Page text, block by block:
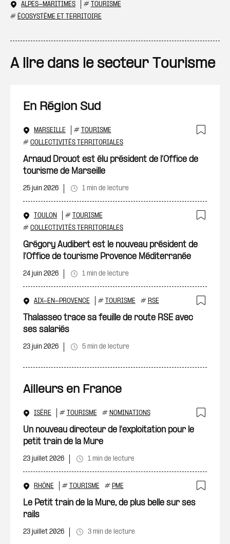
ALPES-MARITIMES # TOURISME
# ÉCOSYSTÈME ET TERRITOIRE
A lire dans le secteur Tourisme
En Région Sud
MARSEILLE # TOURISME
# COLLECTIVITÉS TERRITORIALES
Arnaud Drouot est élu président de l’Office de
tourisme de Marseille
25 juin 2026 1 min de lecture
TOULON # TOURISME
# COLLECTIVITÉS TERRITORIALES
Grégory Audibert est le nouveau président de
l’Office de tourisme Provence Méditerranée
24 juin 2026 1 min de lecture
AIX-EN-PROVENCE # TOURISME # RSE
Thalasseo trace sa feuille de route RSE avec
ses salariés
23 juin 2026 5 min de lecture
Ailleurs en France
ISÈRE # TOURISME # NOMINATIONS
Un nouveau directeur de l’exploitation pour le
petit train de la Mure
23 juillet 2026 1 min de lecture
RHÔNE # TOURISME # PME
Le Petit train de la Mure, de plus belle sur ses
rails
23 juillet 2026 3 min de lecture